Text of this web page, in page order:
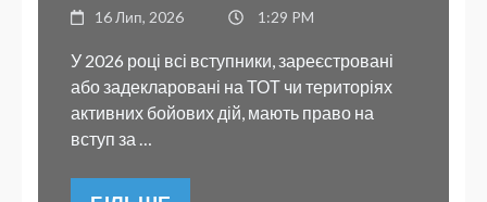
16 Лип, 2026 1:29 PM
У 2026 році всі вступники, зареєстровані
або задекларовані на ТОТ чи територіях
активних бойових дій, мають право на
вступ за …